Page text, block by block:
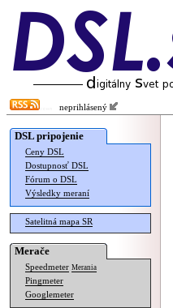
neprihlásený
DSL pripojenie
Ceny DSL
Dostupnosť DSL
Fórum o DSL
Výsledky meraní
Satelitná mapa SR
Merače
Speedmeter Merania
Pingmeter
Googlemeter